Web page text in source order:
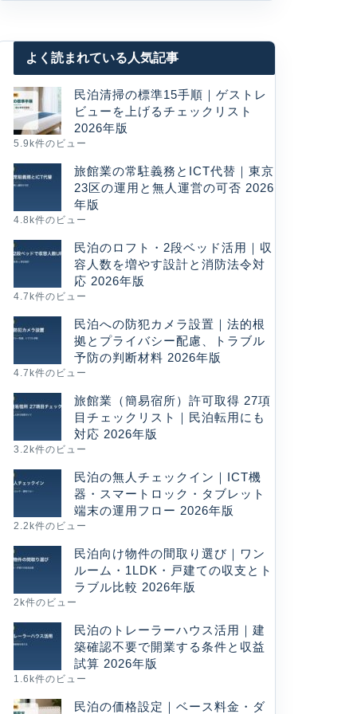
よく読まれている人気記事
民泊清掃の標準15手順｜ゲストレ
ビューを上げるチェックリスト
2026年版
5.9k件のビュー
旅館業の常駐義務とICT代替｜東京
23区の運用と無人運営の可否 2026
年版
4.8k件のビュー
民泊のロフト・2段ベッド活用｜収
容人数を増やす設計と消防法令対
応 2026年版
4.7k件のビュー
民泊への防犯カメラ設置｜法的根
拠とプライバシー配慮、トラブル
予防の判断材料 2026年版
4.7k件のビュー
旅館業（簡易宿所）許可取得 27項
目チェックリスト｜民泊転用にも
対応 2026年版
3.2k件のビュー
民泊の無人チェックイン｜ICT機
器・スマートロック・タブレット
端末の運用フロー 2026年版
2.2k件のビュー
民泊向け物件の間取り選び｜ワン
ルーム・1LDK・戸建ての収支とト
ラブル比較 2026年版
2k件のビュー
民泊のトレーラーハウス活用｜建
築確認不要で開業する条件と収益
試算 2026年版
1.6k件のビュー
民泊の価格設定｜ベース料金・ダ